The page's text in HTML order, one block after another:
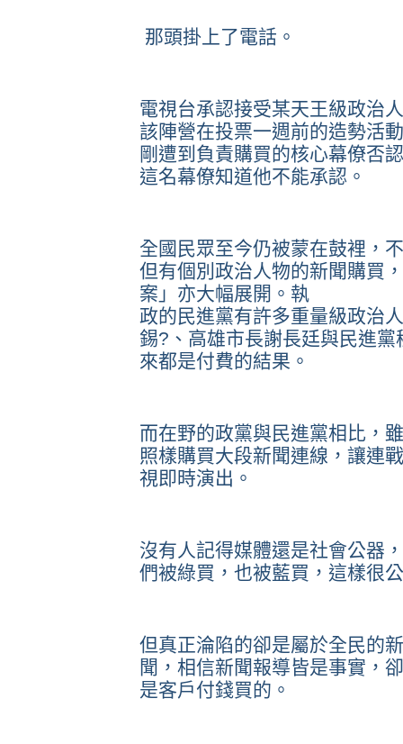
那頭掛上了電話。
電視台承認接受某天王級政治
該陣營在投票一週前的造勢活
剛遭到負責購買的核心幕僚否
這名幕僚知道他不能承認。
全國民眾至今仍被蒙在鼓裡，
但有個別政治人物的新聞購買
案」亦大幅展開。執
政的民進黨有許多重量級政治
錫?、高雄市長謝長廷與民進
來都是付費的結果。
而在野的政黨與民進黨相比，
照樣購買大段新聞連線，讓連
視即時演出。
沒有人記得媒體還是社會公器
們被綠買，也被藍買，這樣很
但真正淪陷的卻是屬於全民的
聞，相信新聞報導皆是事實，
是客戶付錢買的。